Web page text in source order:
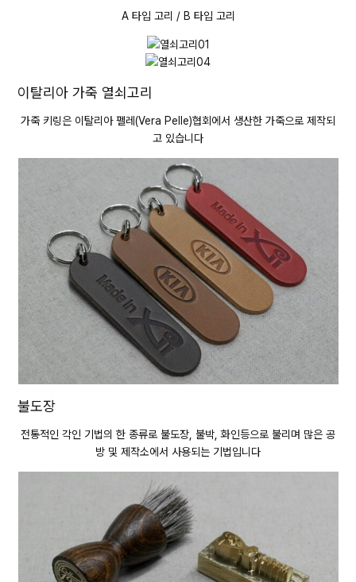
A 타입 고리 / B 타입 고리
이탈리아 가죽 열쇠고리
가죽 키링은 이탈리아 펠레(Vera Pelle)협회에서 생산한 가죽으로 제작되
고 있습니다
불도장
전통적인 각인 기법의 한 종류로 불도장, 불박, 화인등으로 불리며 많은 공
방 및 제작소에서 사용되는 기법입니다